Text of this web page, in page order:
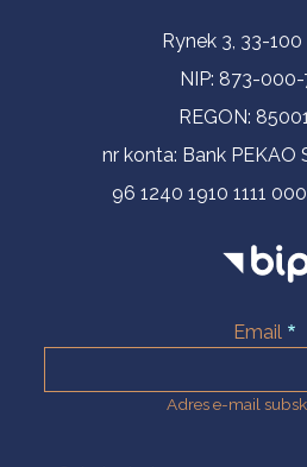
Informacje kontaktowe
Rynek 3, 33-
NIP: 873-000-
REGON:
nr konta: Bank PEKAO
96 1240 1910 1111
Email
Adres e-mail